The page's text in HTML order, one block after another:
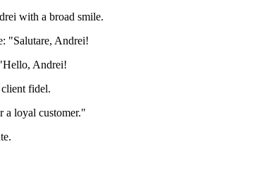
with a broad smile.
"Salutare, Andrei!
Andrei!
client fidel.
a loyal customer."